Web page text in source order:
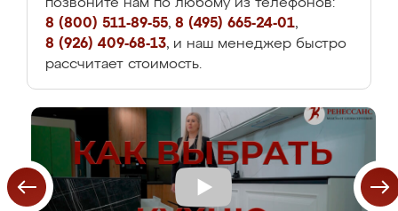
позвоните нам по любому из телефонов:
8 (800) 511-89-55, 8 (495) 665-24-01,
8 (926) 409-68-13, и наш менеджер быстро
рассчитает стоимость.